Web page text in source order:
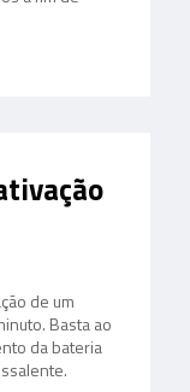
de um
Basta ao
da bateria